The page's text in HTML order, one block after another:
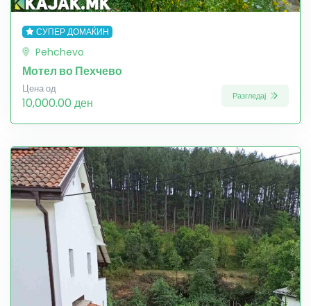
СУПЕР ДОМАЌИН
Pehchevo
Мотел во Пехчево
Цена од
10,000.00 ден Разгледај